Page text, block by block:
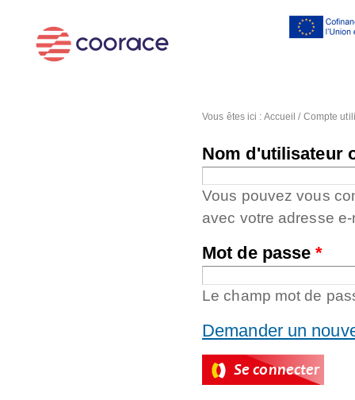
Vous êtes ici : Accueil / Compte
Nom d'utilisateur
Vous pouvez vous
avec votre adresse e-
Mot de passe*
Le champ mot de
Demander un